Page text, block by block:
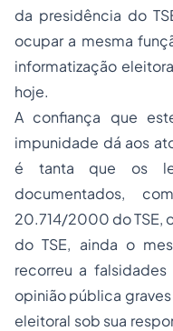
da presidência do
ocupar a mesma
informatização
hoje.
A confiança que
impunidade dá aos
é tanta que os
documentados,
20.714/2000 do TSE,
do TSE, ainda o
recorreu a
opinião pública
eleitoral sob sua